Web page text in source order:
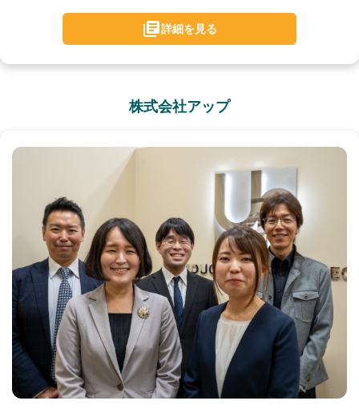
詳細を見る
株式会社アップ